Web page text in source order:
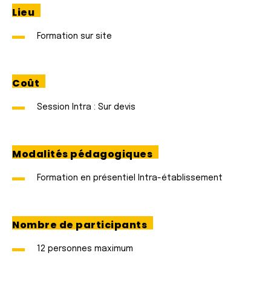
Lieu
Formation sur site
Coût
Session Intra : Sur devis
Modalités pédagogiques
Formation en présentiel Intra-établissement
Nombre de participants
12 personnes maximum